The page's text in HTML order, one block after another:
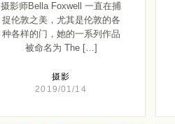
摄影师Bella Foxwell 一直在捕
捉伦敦之美，尤其是伦敦的各
种各样的门，她的一系列作品
被命名为 The […]
摄影
2019/01/14